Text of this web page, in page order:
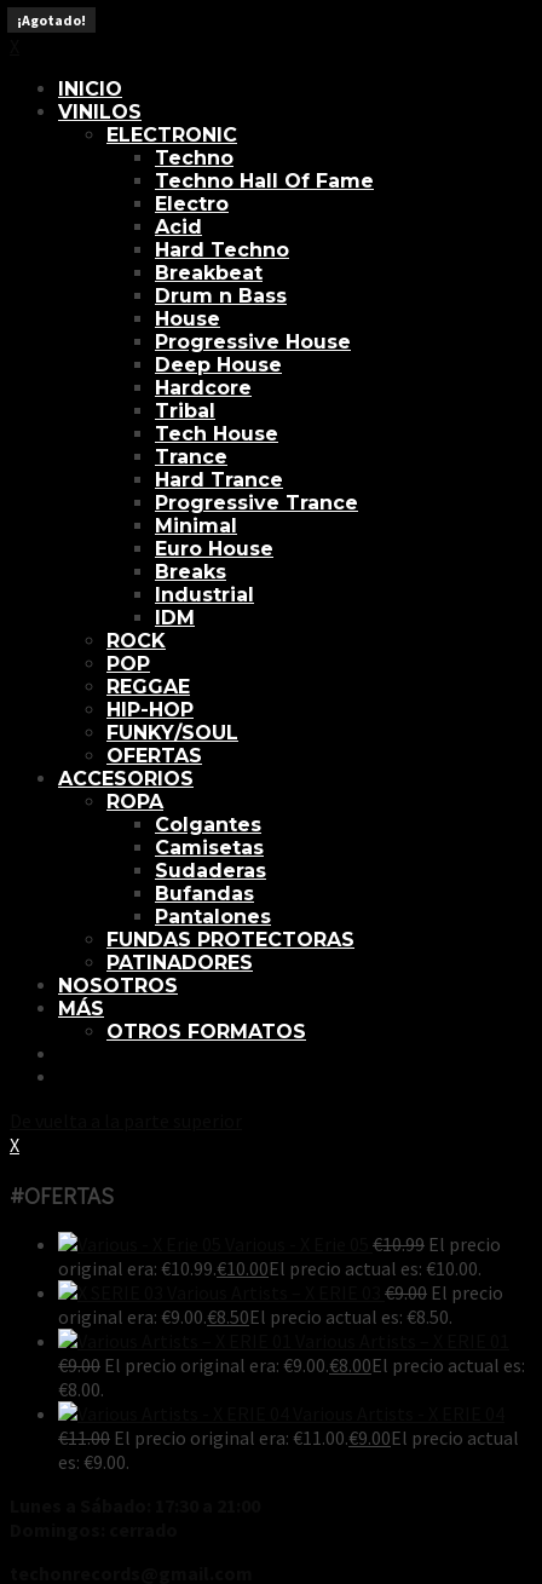
X
INICIO
VINILOS
ELECTRONIC
Techno
Techno Hall Of Fame
Electro
Acid
Hard Techno
Breakbeat
Drum n Bass
House
Progressive House
Deep House
Hardcore
Tribal
Tech House
Trance
Hard Trance
Progressive Trance
Minimal
Euro House
Breaks
Industrial
IDM
ROCK
POP
REGGAE
HIP-HOP
FUNKY/SOUL
OFERTAS
ACCESORIOS
ROPA
Colgantes
Camisetas
Sudaderas
Bufandas
Pantalones
FUNDAS PROTECTORAS
PATINADORES
NOSOTROS
MÁS
OTROS FORMATOS
X
#OFERTAS
€10.99 El precio
original era: €10.99.€10.00El precio actual es: €10.00.
€9.00 El precio
original era: €9.00.€8.50El precio actual es: €8.50.
€9.00 El precio original era: €9.00.€8.00El precio actual es:
€8.00.
€11.00 El precio original era: €11.00.€9.00El precio actual
es: €9.00.
¡Agotado!
¡Agotado!
¡Agotado!
¡Agotado!
¡Agotado!
¡Agotado!
¡Agotado!
¡Agotado!
¡Agotado!
¡Agotado!
¡Agotado!